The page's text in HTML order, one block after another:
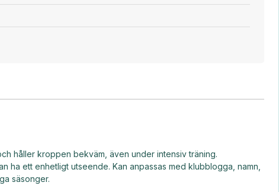
håller kroppen bekväm, även under intensiv träning.
ha ett enhetligt utseende. Kan anpassas med klubblogga, namn,
säsonger.